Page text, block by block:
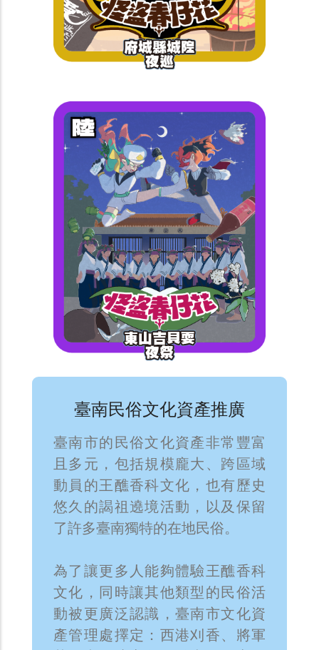
臺南民俗文化資產推廣
臺南市的民俗文化資產非常豐富
且多元，包括規模龐大、跨區域
動員的王醮香科文化，也有歷史
悠久的謁祖遶境活動，以及保留
了許多臺南獨特的在地民俗。
為了讓更多人能夠體驗王醮香科
文化，同時讓其他類型的民俗活
動被更廣泛認識，臺南市文化資
產管理處擇定：西港刈香、將軍